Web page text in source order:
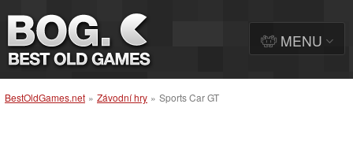
BestOldGames.net » Závodní hry » Sports Car GT
MENU